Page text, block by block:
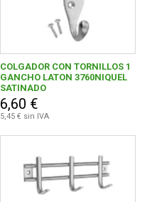
COLGADOR CON TORNILLOS 1
GANCHO LATON 3760NIQUEL
SATINADO
6,60 €
5,45 € sin IVA